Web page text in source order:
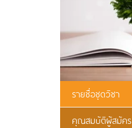
รายชื่อชุดวิชา
คุณสมบัติผู้สมัคร